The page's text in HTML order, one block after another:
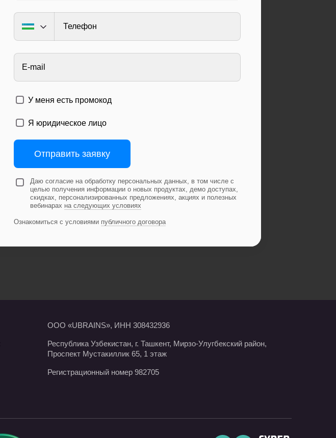
Телефон
E-mail
У меня есть промокод
Я юридическое лицо
Отправить заявку
Даю согласие на обработку персональных данных, в том числе с
целью получения информации о новых продуктах, демо доступах,
скидках, персонализированных предложениях, акциях и полезных
вебинарах на следующих условиях
Ознакомиться с условиями публичного договора
ООО «UBRAINS», ИНН 308432936
Республика Узбекистан, г. Ташкент, Мирзо-Улугбекский район,
Проспект Мустакиллик 65, 1 этаж
Регистрационный номер 982705